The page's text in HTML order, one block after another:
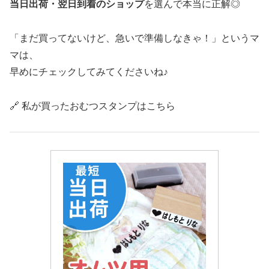
当日出荷・翌日到着のショップを選んで本当に正解◎
「まだ買ってないけど、急いで準備しなきゃ！」というマ
マは、
早めにチェックしてみてくださいね♪
🔗 私が買ったおむつスタンプはこちら